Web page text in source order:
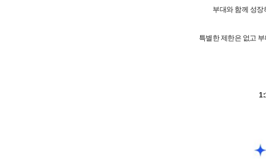
부대와 함께 성
특별한 제한은 없고